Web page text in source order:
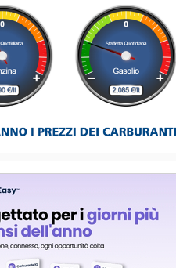
alle 0.0.
IRANIANO